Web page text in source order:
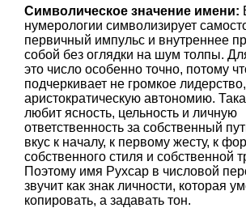
Символическое значение имени:
нумерологии символизирует
первичный импульс и внутреннее
собой без оглядки на шум толпы.
это число особенно точно, потому
подчеркивает не громкое
аристократическую автономию.
любит ясность, цельность и личную
ответственность за собственный
вкус к началу, к первому жесту, к
собственного стиля и собственной
Поэтому имя Рухсар в числовой
звучит как знак личности, которая
копировать, а задавать тон.